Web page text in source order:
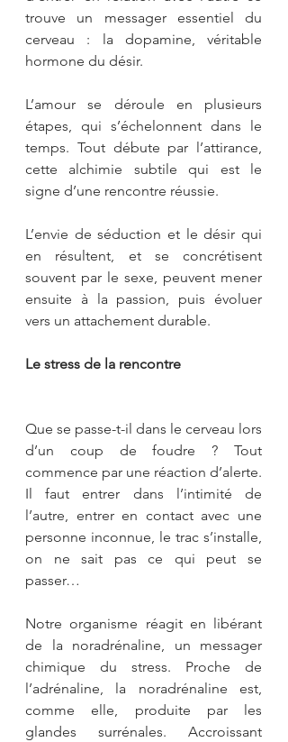
trouve un messager essentiel du
cerveau : la dopamine, véritable
hormone du désir.
L’amour se déroule en plusieurs
étapes, qui s’échelonnent dans le
temps. Tout débute par l’attirance,
cette alchimie subtile qui est le
signe d’une rencontre réussie.
L’envie de séduction et le désir qui
en résultent, et se concrétisent
souvent par le sexe, peuvent mener
ensuite à la passion, puis évoluer
vers un attachement durable.
Le stress de la rencontre
Que se passe-t-il dans le cerveau lors
d’un coup de foudre ? Tout
commence par une réaction d’alerte.
Il faut entrer dans l’intimité de
l’autre, entrer en contact avec une
personne inconnue, le trac s’installe,
on ne sait pas ce qui peut se
passer…
Notre organisme réagit en libérant
de la noradrénaline, un messager
chimique du stress. Proche de
l’adrénaline, la noradrénaline est,
comme elle, produite par les
glandes surrénales. Accroissant